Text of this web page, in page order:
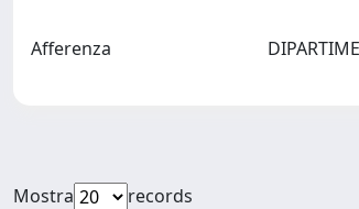
Afferenza
Mostra
records